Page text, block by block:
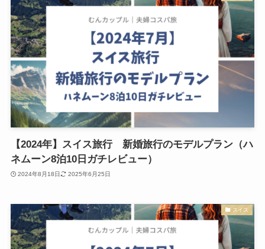
【2024年】スイス旅行 新婚旅行のモデルプラン（ハ
ネムーン8泊10日ガチレビュー）
2024年8月18日 2025年6月25日
スイス